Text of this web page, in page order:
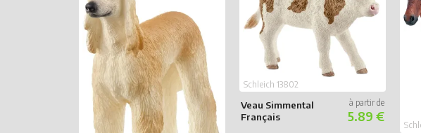
Veau Simmental
Français
Schleich 13802
5.89 €